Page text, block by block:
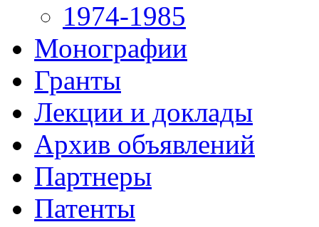
1974-1985
Монографии
Гранты
Лекции и доклады
Архив объявлений
Партнеры
Патенты